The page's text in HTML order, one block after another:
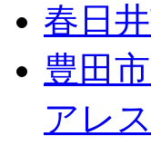
春日
豊田
アレ